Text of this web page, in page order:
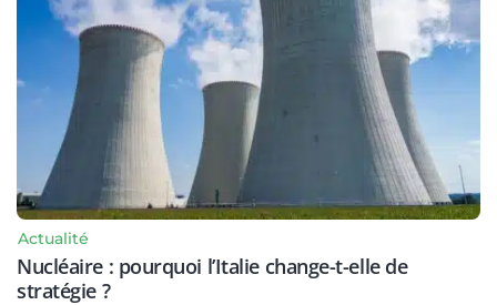
Actualité
Nucléaire : pourquoi l’Italie change-t-elle de
stratégie ?